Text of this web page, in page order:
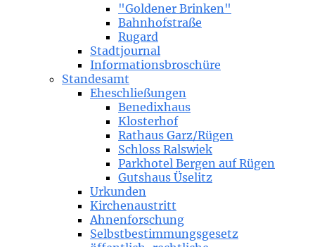
"Goldener Brinken"
Bahnhofstraße
Rugard
Stadtjournal
Informationsbroschüre
Standesamt
Eheschließungen
Benedixhaus
Klosterhof
Rathaus Garz/Rügen
Schloss Ralswiek
Parkhotel Bergen auf Rügen
Gutshaus Üselitz
Urkunden
Kirchenaustritt
Ahnenforschung
Selbstbestimmungsgesetz